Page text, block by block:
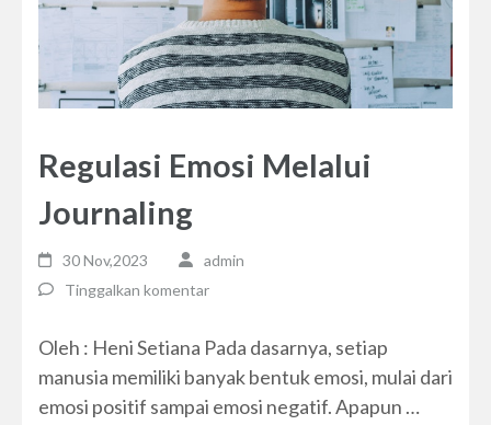
Regulasi Emosi Melalui
Journaling
30 Nov,2023
admin
Tinggalkan komentar
Oleh : Heni Setiana Pada dasarnya, setiap
manusia memiliki banyak bentuk emosi, mulai dari
emosi positif sampai emosi negatif. Apapun …